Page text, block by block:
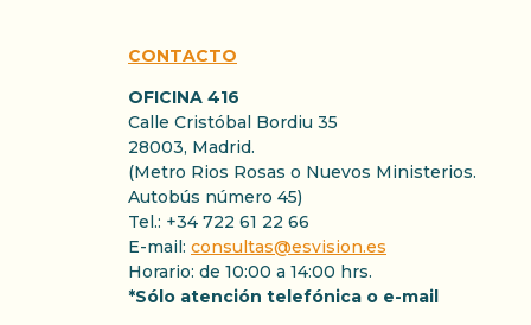
CONTACTO
OFICINA 416
Calle Cristóbal Bordiu 35
28003, Madrid.
(Metro Rios Rosas o Nuevos Ministerios.
Autobús número 45)
Tel.: +34 722 61 22 66
E-mail: consultas@esvision.es
Horario: de 10:00 a 14:00 hrs.
*Sólo atención telefónica o e-mail